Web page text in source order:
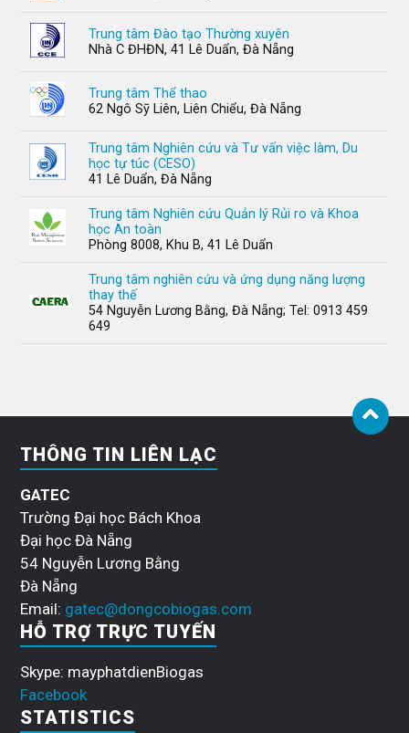
Trung tâm Đào tạo Thường xuyên
Nhà C ĐHĐN, 41 Lê Duẩn, Đà Nẵng
Trung tâm Thể thao
62 Ngô Sỹ Liên, Liên Chiểu, Đà Nẵng
Trung tâm Nghiên cứu và Tư vấn việc làm, Du
học tự túc (CESO)
41 Lê Duẩn, Đà Nẵng
Trung tâm Nghiên cứu Quản lý Rủi ro và Khoa
học An toàn
Phòng 8008, Khu B, 41 Lê Duẩn
Trung tâm nghiên cứu và ứng dụng năng lượng
thay thế
54 Nguyễn Lương Bằng, Đà Nẵng; Tel: 0913 459
649
THÔNG TIN LIÊN LẠC
GATEC
Trường Đại học Bách Khoa
Đại học Đà Nẵng
54 Nguyễn Lương Bằng
Đà Nẵng
Email: gatec@dongcobiogas.com
HỖ TRỢ TRỰC TUYẾN
Skype: mayphatdienBiogas
Facebook
STATISTICS